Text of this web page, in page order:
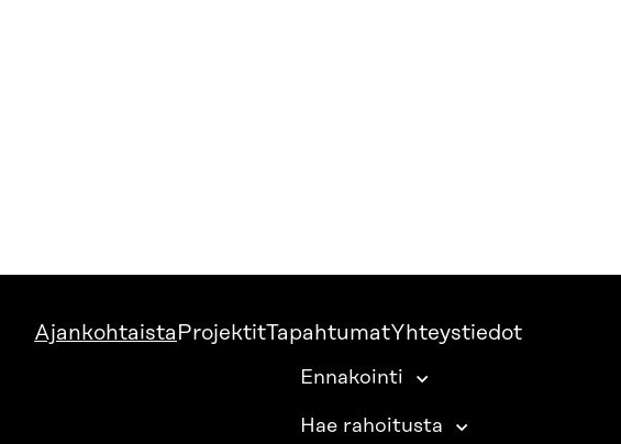
Ajankohtaista ProjektitTapahtumatYhteystiedot
Ennakointi
Hae rahoitusta